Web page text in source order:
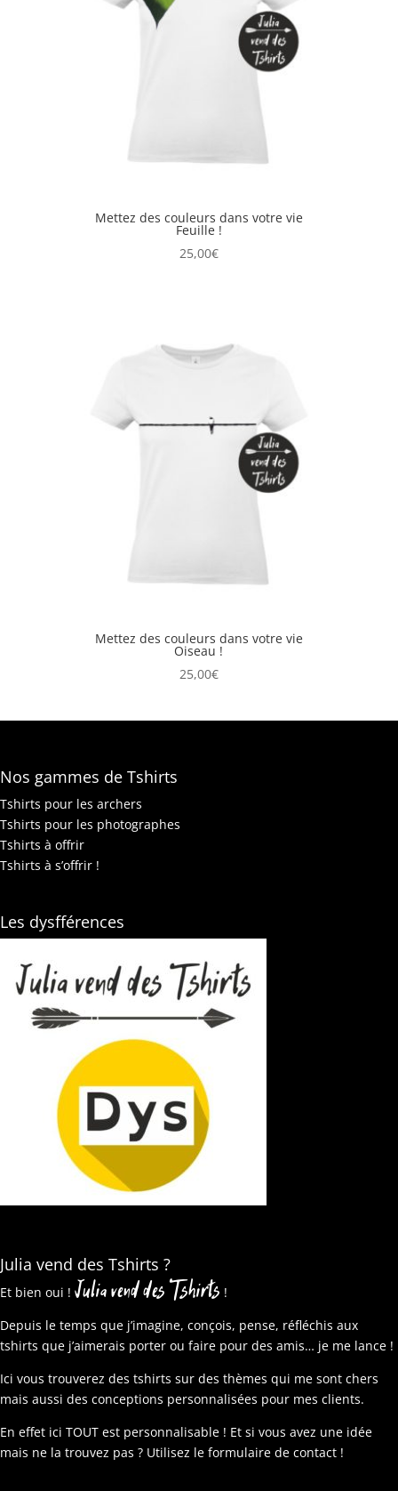
Mettez des couleurs dans votre vie
Feuille !
25,00€
Mettez des couleurs dans votre vie
Oiseau !
25,00€
Nos gammes de Tshirts
Tshirts pour les archers
Tshirts pour les photographes
Tshirts à offrir
Tshirts à s’offrir !
Les dysfférences
Julia vend des Tshirts ?
Et bien oui ! Julia vend des Tshirts !
Depuis le temps que j’imagine, conçois, pense, réfléchis aux
tshirts que j’aimerais porter ou faire pour des amis… je me lance !
Ici vous trouverez des tshirts sur des thèmes qui me sont chers
mais aussi des conceptions personnalisées pour mes clients.
En effet ici TOUT est personnalisable ! Et si vous avez une idée
mais ne la trouvez pas ? Utilisez le formulaire de contact !